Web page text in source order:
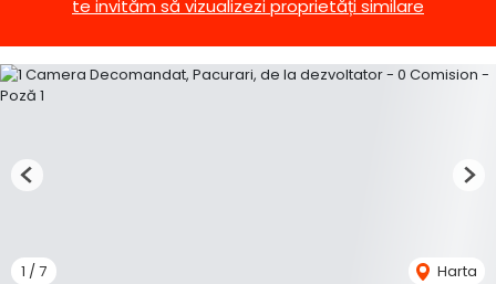
te invităm să vizualizezi proprietăți similare
1 / 7 Harta
Previous